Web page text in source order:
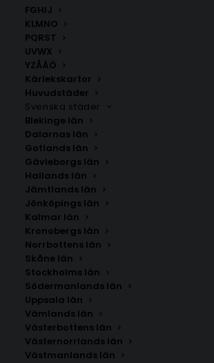
FGHIJ
KLMNO
PQRST
UVWX
YZÅÄÖ
Kärlekskartor
Huvudstäder
Svenska städer
Blekinge län
Dalarnas län
Gotlands län
Gävleborgs län
Hallands län
Jämtlands län
Jönköpings län
Kalmar län
Kronobergs län
Norrbottens län
Skåne län
Stockholms län
Södermanlands län
Uppsala län
Vämlands län
Västerbottens län
Västernorrlands län
Västmanlands län
Upptäck vårt utbud av kökstavlor med
inspirerande citat och
Perfekta för att skapa en varm och
SÖK AFFISCHER
Sök
efter: